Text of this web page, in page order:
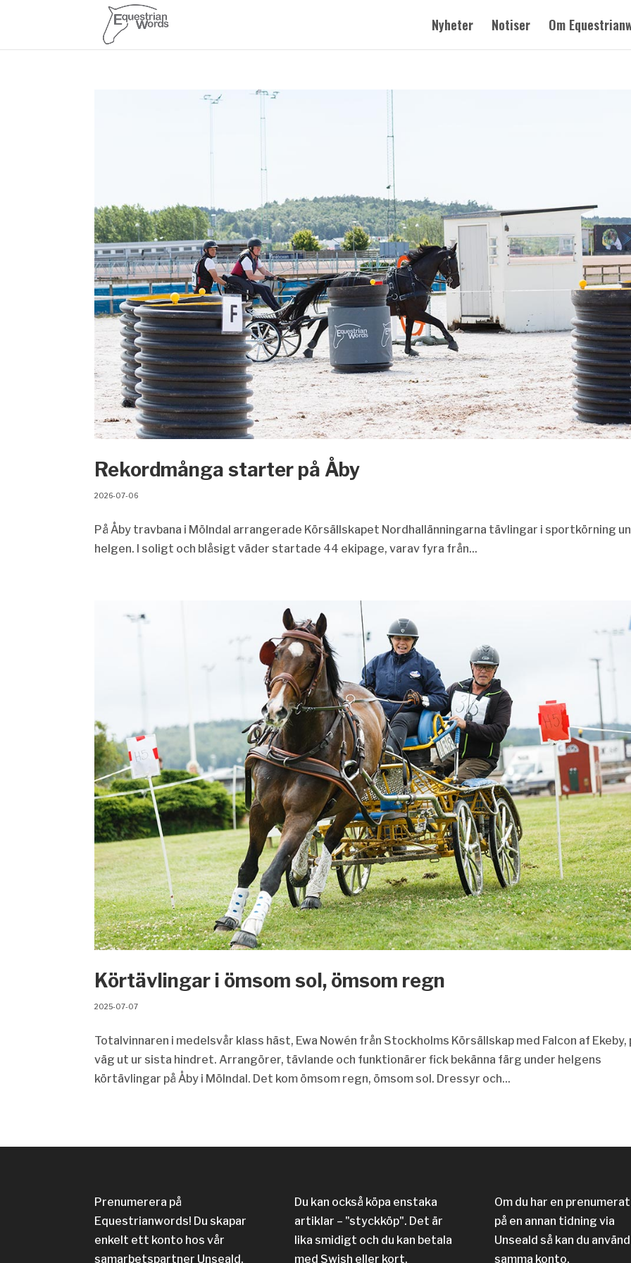
Nyheter Notiser Om
Rekordmånga starter på Åby
2026-07-06
På Åby travbana i Mölndal arrangerade Körsällskapet Nordhallänningarna tävlingar i sportkörning
helgen. I soligt och blåsigt väder startade 44 ekipage, varav fyra från...
Körtävlingar i ömsom sol, ömsom regn
2025-07-07
Totalvinnaren i medelsvår klass häst, Ewa Nowén från Stockholms Körsällskap med Falcon af Ekeby,
väg ut ur sista hindret. Arrangörer, tävlande och funktionärer fick bekänna färg under helgens
körtävlingar på Åby i Mölndal. Det kom ömsom regn, ömsom sol. Dressyr och...
Prenumerera på
Equestrianwords! Du skapar
enkelt ett konto hos vår
samarbetspartner Unseald.
Du kan också köpa enstaka
artiklar – "styckköp". Det är
lika smidigt och du kan betala
med Swish eller kort.
Om du har en
på en annan tidning via
Unseald så kan du
samma konto.